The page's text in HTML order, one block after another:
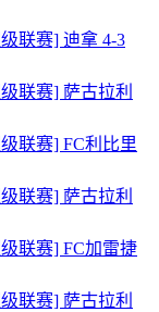
联赛] 迪拿 4-3
联赛] 萨古拉利
联赛] FC利比里
联赛] 萨古拉利
联赛] FC加雷捷
联赛] 萨古拉利